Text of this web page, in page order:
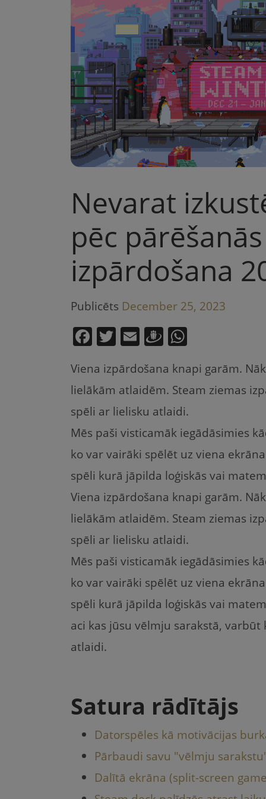
Nevarat
pēc
izpārdošana
Publicēts December 25, 2023
F
c
e
b
o
o
k
T
itt
er
E
ai
l
D
u
gi
e
m
at
s
A
p
p
Viena izpārdošana knapi garām.
lielākām atlaidēm. Steam ziemas
spēli ar lielisku atlaidi.
Mēs paši visticamāk iegādāsimies
ko var vairāki spēlēt uz viena
spēli kurā jāpilda loģiskās vai
Viena izpārdošana knapi garām.
lielākām atlaidēm. Steam ziemas
spēli ar lielisku atlaidi.
Mēs paši visticamāk iegādāsimies
ko var vairāki spēlēt uz viena
spēli kurā jāpilda loģiskās vai
aci kas jūsu vēlmju sarakstā,
atlaidi.
Satura rādītājs
Datorspēles kā motivācijas
Pārbaudi savu "vēlmju
Dalītā ekrāna (split-screen